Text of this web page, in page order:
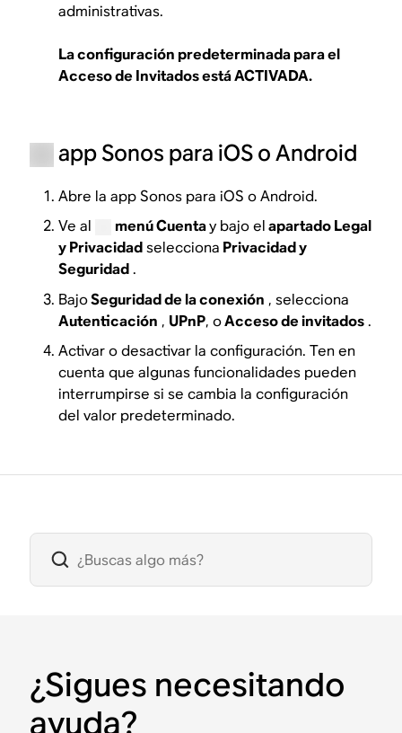
administrativas.
La configuración predeterminada para el
Acceso de Invitados está ACTIVADA.
app Sonos para iOS o Android
Abre la app Sonos para iOS o Android.
Ve al
menú Cuentay bajo elapartado Legal
y Privacidadselecciona Privacidad y
Seguridad.
BajoSeguridad de la conexión , selecciona
Autenticación , UPnP, oAcceso de invitados.
Activar o desactivar la configuración. Ten en
cuenta que algunas funcionalidades pueden
interrumpirse si se cambia la configuración
del valor predeterminado.
¿Sigues necesitando
ayuda?